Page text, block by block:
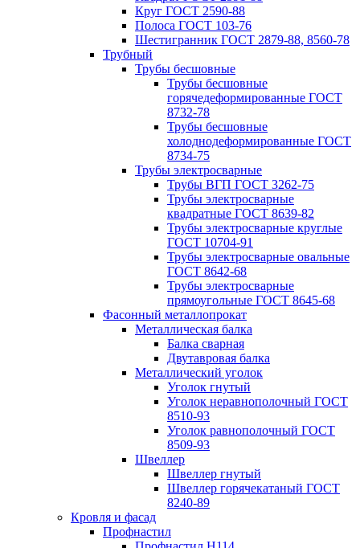
Круг ГОСТ 2590-88
Полоса ГОСТ 103-76
Шестигранник ГОСТ 2879-88, 8560-78
Трубный
Трубы бесшовные
Трубы бесшовные
горячедеформированные ГОСТ
8732-78
Трубы бесшовные
холоднодеформированные ГОСТ
8734-75
Трубы электросварные
Трубы ВГП ГОСТ 3262-75
Трубы электросварные
квадратные ГОСТ 8639-82
Трубы электросварные круглые
ГОСТ 10704-91
Трубы электросварные овальные
ГОСТ 8642-68
Трубы электросварные
прямоугольные ГОСТ 8645-68
Фасонный металлопрокат
Металлическая балка
Балка сварная
Двутавровая балка
Металлический уголок
Уголок гнутый
Уголок неравнополочный ГОСТ
8510-93
Уголок равнополочный ГОСТ
8509-93
Швеллер
Швеллер гнутый
Швеллер горячекатаный ГОСТ
8240-89
Кровля и фасад
Профнастил